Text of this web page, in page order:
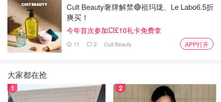
Cult Beauty奢牌解禁🔴祖玛珑、Le Labo6.5折
爽买！
今年首次参加💥£10礼卡免费拿
11 2 Cult Beauty APP打开
大家都在抢
1 2